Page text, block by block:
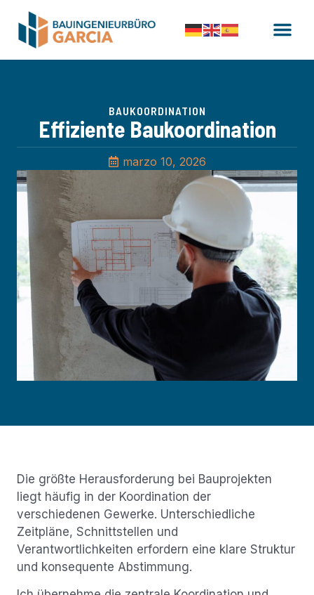
BAUKOORDINATION
Effiziente Baukoordination
marzo 10, 2026
Die größte Herausforderung bei Bauprojekten
liegt häufig in der Koordination der
verschiedenen Gewerke. Unterschiedliche
Zeitpläne, Schnittstellen und
Verantwortlichkeiten erfordern eine klare Struktur
und konsequente Abstimmung.